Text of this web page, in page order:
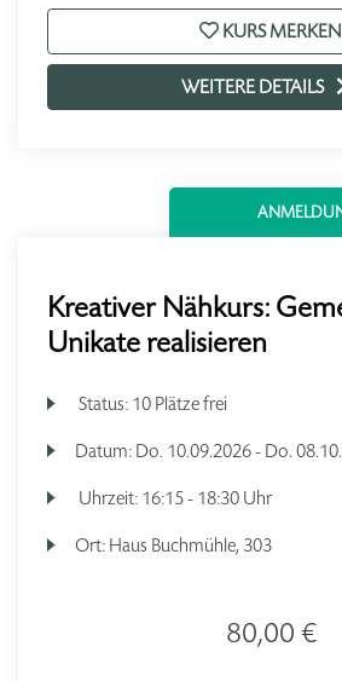
KURS MERKEN
WEITERE DETAILS
Kreativer Nähkurs:
Unikate realisieren
Status: 10 Plätze frei
Datum: Do. 10.09.2026 - Do.
Uhrzeit: 16:15 - 18:30 Uhr
Ort: Haus Buchmühle, 303
80,00 €